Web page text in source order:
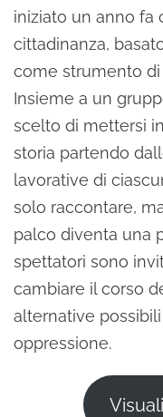
iniziato un anno fa
cittadinanza,
come strumento
Insieme a un
scelto di mettersi
storia partendo
lavorative di
solo raccontare,
palco diventa una
spettatori sono
cambiare il corso
alternative
oppressione.